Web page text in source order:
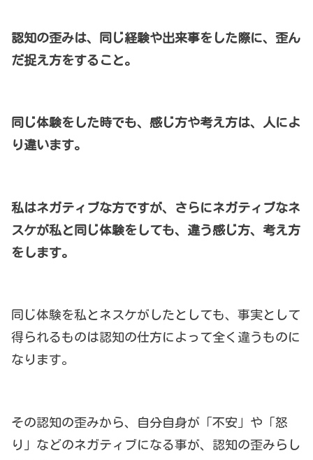
認知の歪みは、同じ経験や出来事をした際に、歪ん
だ捉え方をすること。
同じ体験をした時でも、感じ方や考え方は、人によ
り違います。
私はネガティブな方ですが、さらにネガティブなネ
スケが私と同じ体験をしても、違う感じ方、考え方
をします。
同じ体験を私とネスケがしたとしても、事実として
得られるものは認知の仕方によって全く違うものに
なります。
その認知の歪みから、自分自身が「不安」や「怒
り」などのネガティブになる事が、認知の歪みらし